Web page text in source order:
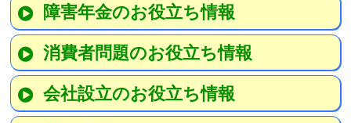
障害年金のお役立ち情報
消費者問題のお役立ち情報
会社設立のお役立ち情報